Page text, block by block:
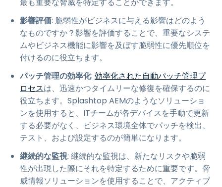
影響評価: 脆弱性がビジネスに与える影響はどのよう
なものですか？影響を評価することで、重要なシステ
ムやビジネス機能に影響を及ぼす脆弱性に優先順位を
付けるのに役立ちます。
パッチ管理の効率化: 効率化された自動パッチ管理プ
ロセスは、迅速かつタイムリーな修復を確保するのに
役立ちます。Splashtop AEMのようなソリューショ
ンを使用すると、ITチームが各デバイスを手動で更新
する必要がなく、ビジネス環境全体でパッチを検出、
テスト、および設定するのが簡単になります。
継続的な監視: 継続的な監視は、新たなリスクや脆弱
性が出現した際にそれを特定するために重要です。脅
威情報ソリューションを使用することで、アクティブ